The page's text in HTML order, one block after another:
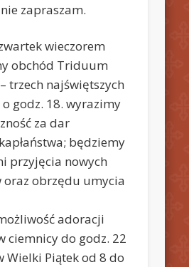
zapraszam.
wieczorem
obchód Triduum
trzech najświętszych
o godz. 18. wyrazimy
za dar
będziemy
przyjęcia nowych
obrzędu umycia
adoracji
ciemnicy do godz. 22
Wielki Piątek od 8 do